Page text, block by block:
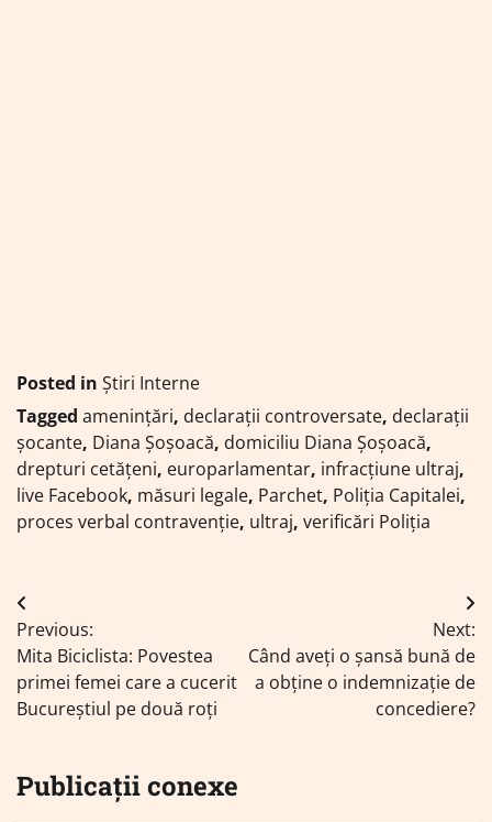
Posted in Știri Interne
Tagged amenințări, declarații controversate, declarații
șocante, Diana Șoșoacă, domiciliu Diana Șoșoacă,
drepturi cetățeni, europarlamentar, infracțiune ultraj,
live Facebook, măsuri legale, Parchet, Poliția Capitalei,
proces verbal contravenție, ultraj, verificări Poliția
Navigare
în
articole
Previous:
Mita Biciclista: Povestea
primei femei care a cucerit
Bucureștiul pe două roți
Next:
Când aveți o șansă bună de
a obține o indemnizație de
concediere?
Publicații conexe